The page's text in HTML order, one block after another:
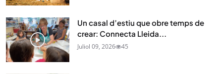
Un casal d’estiu que obre temps de
crear: Connecta Lleida...
Juliol 09, 2026 45